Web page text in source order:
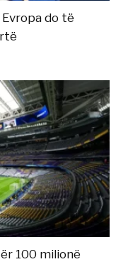
do të
100 milionë